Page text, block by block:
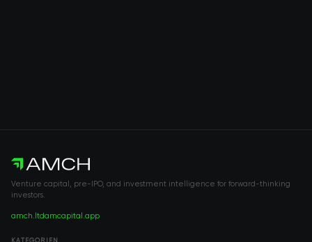
Venture capital, pre-IPO, and investment intelligence for forward-thinking
investors.
amch.ltdamcapital.app
KATEGORIEN